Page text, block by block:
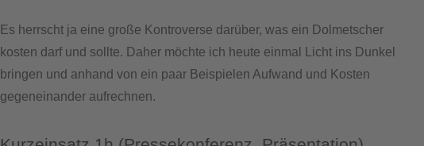
Es herrscht ja eine große Kontroverse darüber, was ein Dolmetscher
kosten darf und sollte. Daher möchte ich heute einmal Licht ins Dunkel
bringen und anhand von ein paar Beispielen Aufwand und Kosten
gegeneinander aufrechnen.